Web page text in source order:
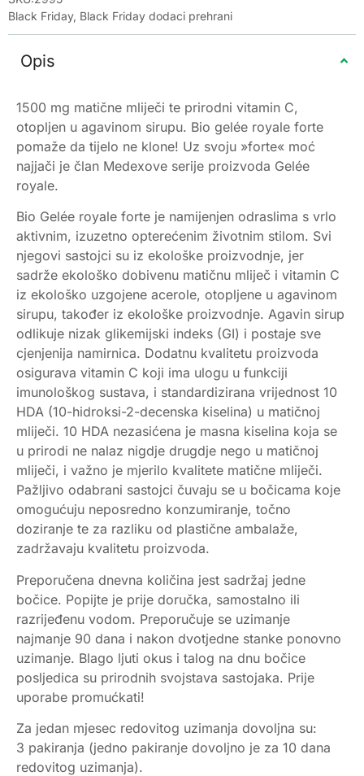
Black Friday, Black Friday dodaci prehrani
Opis
1500 mg matične mliječi te prirodni vitamin C,
otopljen u agavinom sirupu. Bio gelée royale forte
pomaže da tijelo ne klone! Uz svoju »forte« moć
najjači je član Medexove serije proizvoda Gelée
royale.
Bio Gelée royale forte je namijenjen odraslima s vrlo
aktivnim, izuzetno opterećenim životnim stilom. Svi
njegovi sastojci su iz ekološke proizvodnje, jer
sadrže ekološko dobivenu matičnu mliječ i vitamin C
iz ekološko uzgojene acerole, otopljene u agavinom
sirupu, također iz ekološke proizvodnje. Agavin sirup
odlikuje nizak glikemijski indeks (GI) i postaje sve
cjenjenija namirnica. Dodatnu kvalitetu proizvoda
osigurava vitamin C koji ima ulogu u funkciji
imunološkog sustava, i standardizirana vrijednost 10
HDA (10-hidroksi-2-decenska kiselina) u matičnoj
mliječi. 10 HDA nezasićena je masna kiselina koja se
u prirodi ne nalaz nigdje drugdje nego u matičnoj
mliječi, i važno je mjerilo kvalitete matične mliječi.
Pažljivo odabrani sastojci čuvaju se u bočicama koje
omogućuju neposredno konzumiranje, točno
doziranje te za razliku od plastične ambalaže,
zadržavaju kvalitetu proizvoda.
Preporučena dnevna količina jest sadržaj jedne
bočice. Popijte je prije doručka, samostalno ili
razrijeđenu vodom. Preporučuje se uzimanje
najmanje 90 dana i nakon dvotjedne stanke ponovno
uzimanje. Blago ljuti okus i talog na dnu bočice
posljedica su prirodnih svojstava sastojaka. Prije
uporabe promućkati!
Za jedan mjesec redovitog uzimanja dovoljna su:
3 pakiranja (jedno pakiranje dovoljno je za 10 dana
redovitog uzimanja).